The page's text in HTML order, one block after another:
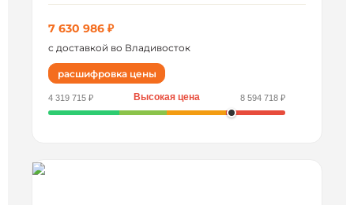
7 630 986 ₽
с доставкой во Владивосток
расшифровка цены
4 319 715 ₽ Высокая цена 8 594 718 ₽